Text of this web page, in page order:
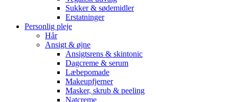
Sukker & sødemidler
Erstatninger
Personlig pleje
Hår
Ansigt & øjne
Ansigtsrens & skintonic
Dagcreme & serum
Læbepomade
Makeupfjerner
Masker, skrub & peeling
Natcreme